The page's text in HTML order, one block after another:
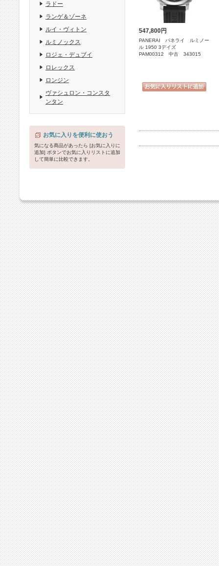
547,800円
PANERAI パネライ ルミノー
ル 1950 3デイズ
PAM00312 中古 343015
ラドー
ランゲ＆ゾーネ
ルイ・ヴィトン
ルミノックス
ロジェ・デュブイ
ロレックス
ロンジン
ヴァシュロン・コンスタ
ンタン
お気に入りを便利に使おう
気になる商品があったら [お気に入りに
追加] ボタンでお気に入りリストに追加
して簡単に比較できます。